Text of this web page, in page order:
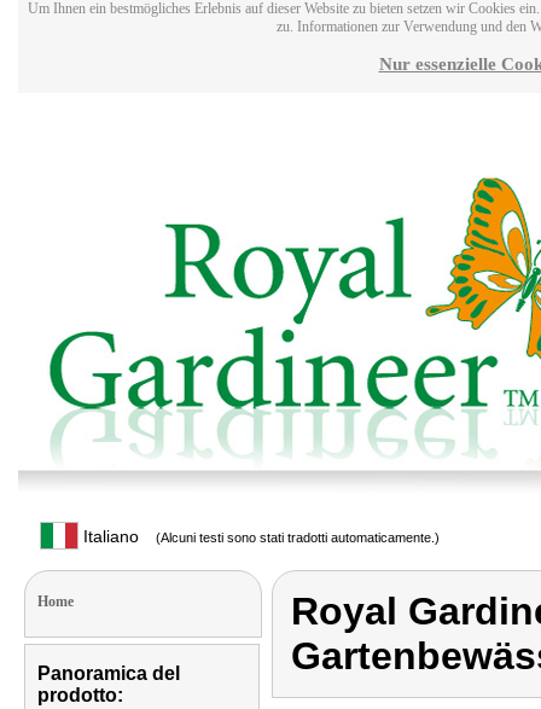
Um Ihnen ein bestmögliches Erlebnis auf dieser Website zu bieten setzen wir Cookies
zu. Informationen zur Verwendung und den
Nur essenzielle
Italiano (Alcuni testi sono stati tradotti automaticamente.)
Home
Panoramica del
prodotto:
Royal